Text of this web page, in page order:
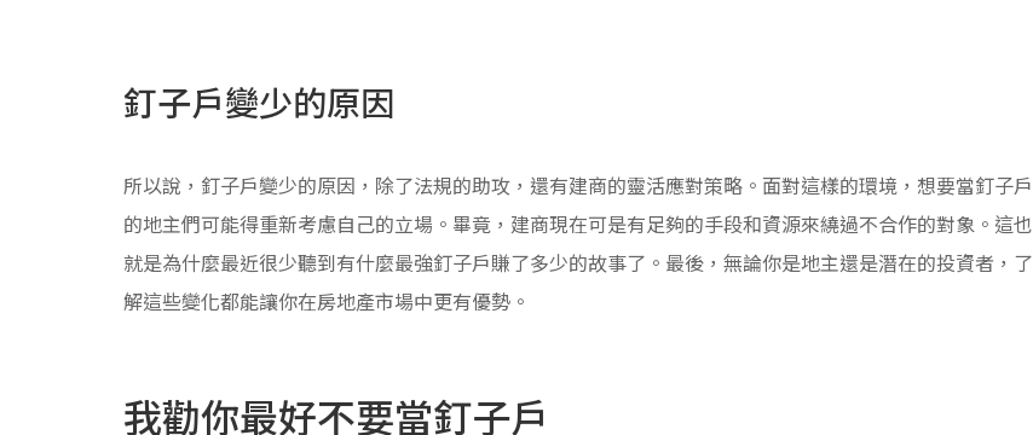
釘子戶變少的原因
所以說，釘子戶變少的原因，除了法規的助攻，還有建商的靈活應對策略。面對這樣的環境，想要當釘子戶
的地主們可能得重新考慮自己的立場。畢竟，建商現在可是有足夠的手段和資源來繞過不合作的對象。這也
就是為什麼最近很少聽到有什麼最強釘子戶賺了多少的故事了。最後，無論你是地主還是潛在的投資者，了
解這些變化都能讓你在房地產市場中更有優勢。
我勸你最好不要當釘子戶